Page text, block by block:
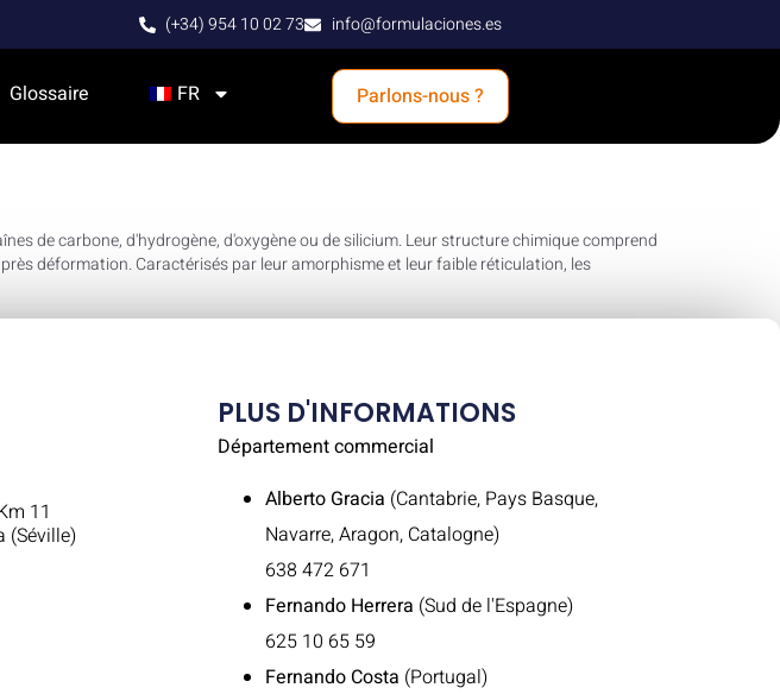
(+34) 954 10 02 73 info@formulaciones.es
Glossaire FR Parlons-nous ?
de carbone, d'hydrogène, d'oxygène ou de silicium. Leur structure chimique comprend
déformation. Caractérisés par leur amorphisme et leur faible réticulation, les
11
(Séville)
PLUS D'INFORMATIONS
Département commercial
Alberto Gracia (Cantabrie, Pays Basque,
Navarre, Aragon, Catalogne)
638 472 671
Fernando Herrera (Sud de l'Espagne)
625 10 65 59
Fernando Costa (Portugal)